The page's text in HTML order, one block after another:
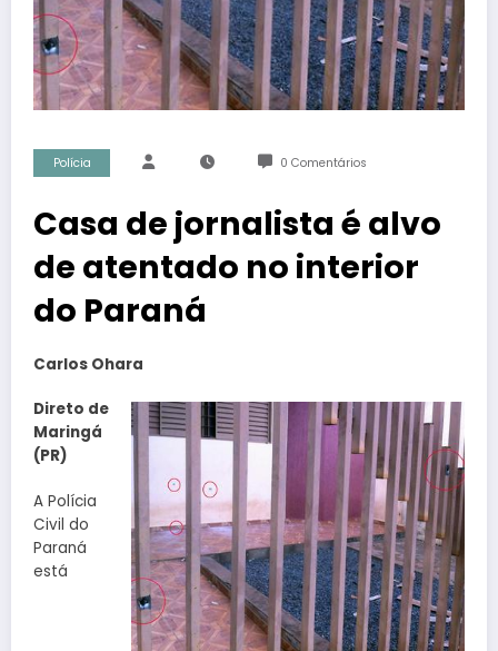
Polícia 0 Comentários
Casa de jornalista é alvo
de atentado no interior
do Paraná
Carlos Ohara
Direto de
Maringá
(PR)
A Polícia
Civil do
Paraná
está